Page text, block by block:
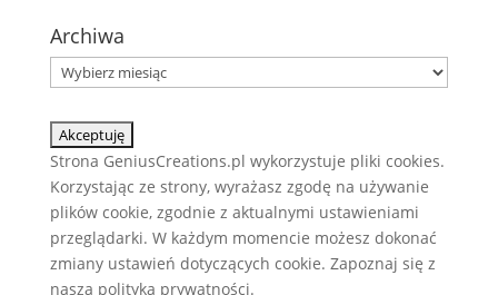
Archiwa
Archiwa
Strona GeniusCreations.pl wykorzystuje pliki cookies.
Korzystając ze strony, wyrażasz zgodę na używanie
plików cookie, zgodnie z aktualnymi ustawieniami
przeglądarki. W każdym momencie możesz dokonać
zmiany ustawień dotyczących cookie. Zapoznaj się z
naszą polityką prywatności.